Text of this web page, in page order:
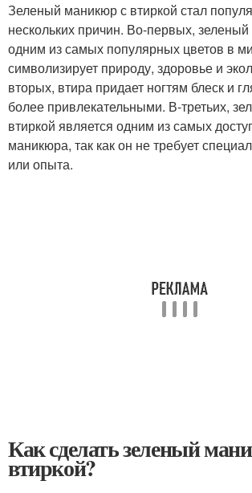
Зеленый маникюр с втиркой стал
нескольких причин. Во-первых, зеленый
одним из самых популярных цветов в
символизирует природу, здоровье и
вторых, втира придает ногтям блеск и
более привлекательными. В-третьих,
втиркой является одним из самых
маникюра, так как он не требует
или опыта.
Как сделать зеленый
втиркой?